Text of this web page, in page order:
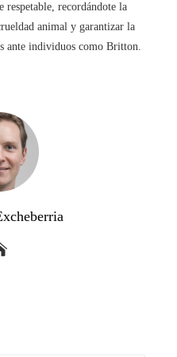
respetable, recordándote la
animal y garantizar la
ante individuos como Britton.